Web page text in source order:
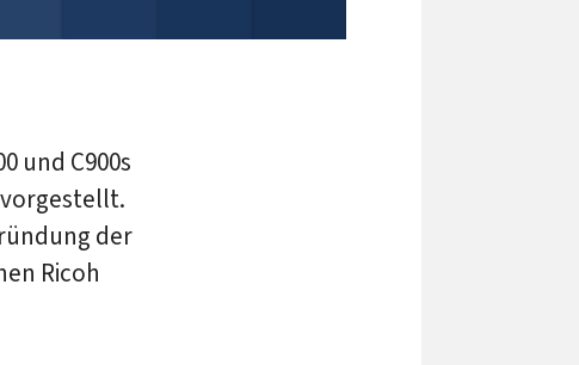
und C900s
der
Ricoh